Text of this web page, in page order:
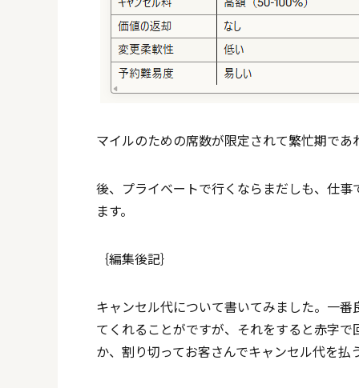
マイルのための席数が限定されて繁忙期で
後、プライベートで行くならまだしも、仕
ます。
｛編集後記｝
キャンセル代について書いてみました。一
てくれることがですが、それをすると赤字
か、割り切ってお客さんでキャンセル代を払